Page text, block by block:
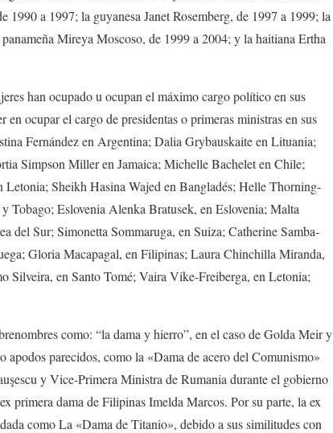
a 1997; la guyanesa Janet Rosemberg, de 1997 a 1999; la
Mireya Moscoso, de 1999 a 2004; y la haitiana Ertha
han ocupado u ocupan el máximo cargo político en sus
ocupar el cargo de presidentas o primeras ministras en sus
Fernández en Argentina; Dalia Grybauskaite en Lituania;
Simpson Miller en Jamaica; Michelle Bachelet en Chile;
Sheikh Hasina Wajed en Bangladés; Helle Thorning-
Tobago; Eslovenia Alenka Bratusek, en Eslovenia; Malta
del Sur; Simonetta Sommaruga, en Suiza; Catherine Samba-
Gloria Macapagal, en Filipinas; Laura Chinchilla Miranda,
en Santo Tomé; Vaira Vike-Freiberga, en Letonia;
como: “la dama y hierro”, en el caso de Golda Meir y
parecidos, como la «Dama de acero del Comunismo»
y Vice-Primera Ministra de Rumania durante el gobierno
primera dama de Filipinas Imelda Marcos. Por su parte, la ex
como La «Dama de Titanio», debido a sus similitudes con